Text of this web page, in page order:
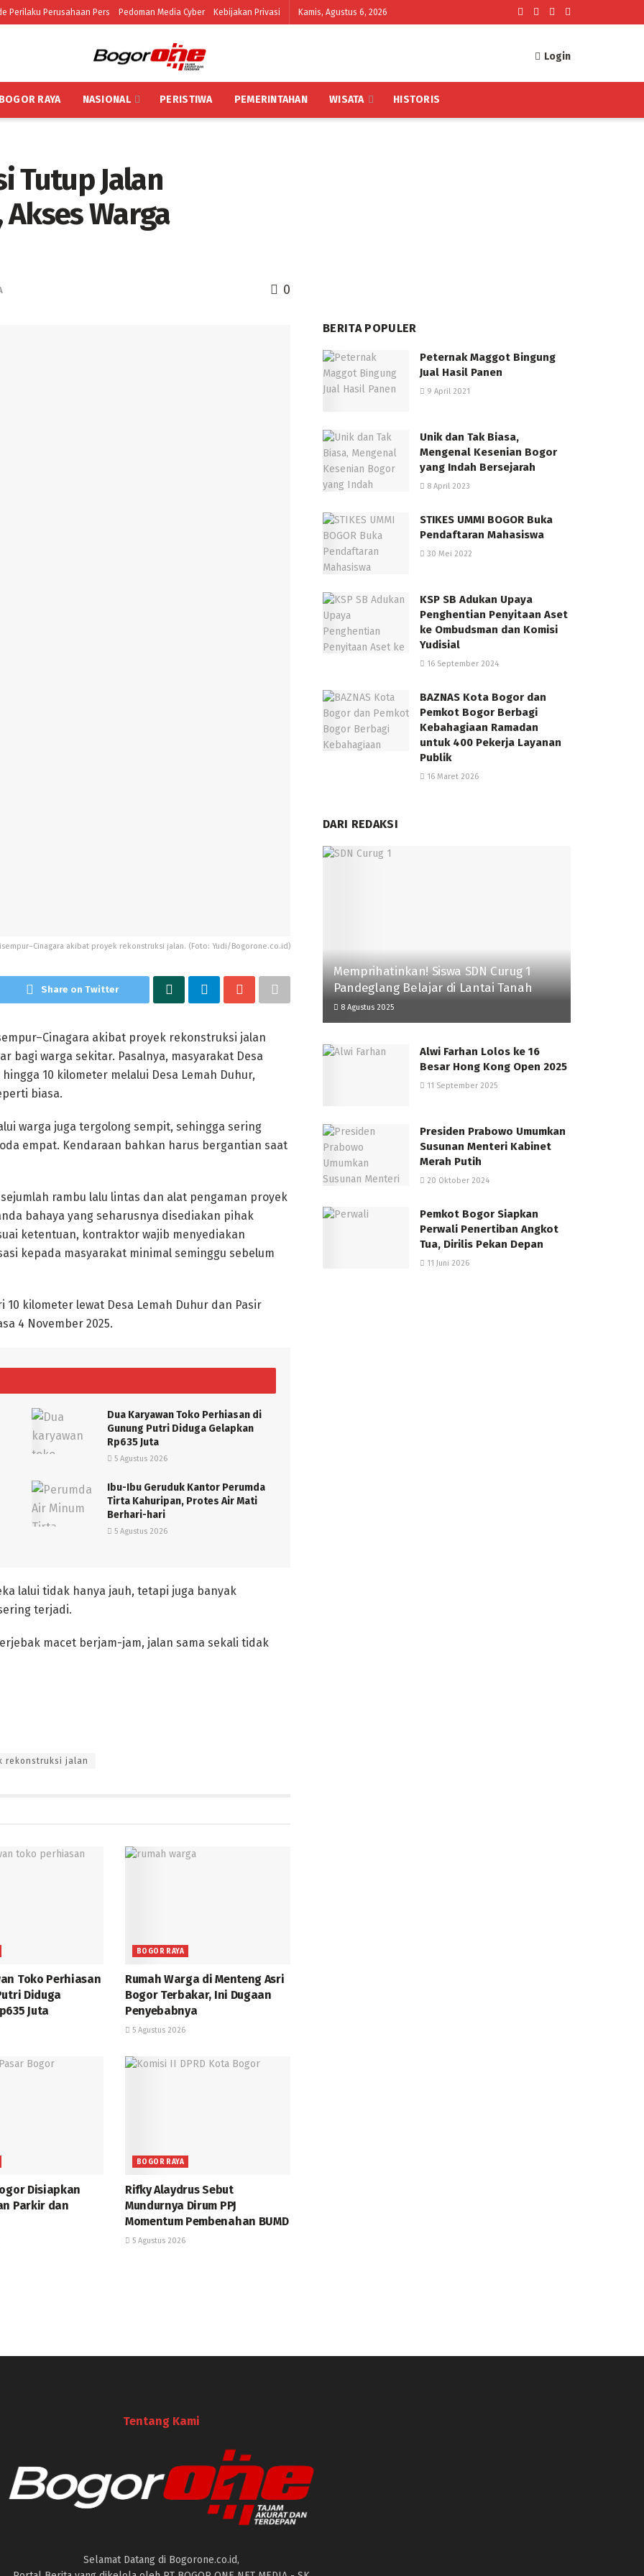
Perilaku Perusahaan Pers Pedoman Media Cyber Kebijakan Privasi Kamis, Agustus 6, 2026
Login
BOGOR RAYA NASIONAL PERISTIWA PEMERINTAHAN WISATA HISTORIS
Tutup Jalan
Warga
0
akibat proyek rekonstruksi jalan. (Foto: Yudi/Bogorone.co.id)
Share on Twitter
akibat proyek rekonstruksi jalan
bagi warga sekitar. Pasalnya, masyarakat Desa
10 kilometer melalui Desa Lemah Duhur,
biasa.
warga juga tergolong sempit, sehingga sering
empat. Kendaraan bahkan harus bergantian saat
rambu lalu lintas dan alat pengaman proyek
bahaya yang seharusnya disediakan pihak
ketentuan, kontraktor wajib menyediakan
kepada masyarakat minimal seminggu sebelum
kilometer lewat Desa Lemah Duhur dan Pasir
4 November 2025.
Dua Karyawan Toko Perhiasan di
Gunung Putri Diduga Gelapkan
Rp635 Juta
5 Agustus 2026
Ibu-Ibu Geruduk Kantor Perumda
Tirta Kahuripan, Protes Air Mati
Berhari-hari
5 Agustus 2026
lalui tidak hanya jauh, tetapi juga banyak
terjadi.
macet berjam-jam, jalan sama sekali tidak
rekonstruksi jalan
Toko Perhiasan
Diduga
Juta
BOGOR RAYA
Rumah Warga di Menteng Asri
Bogor Terbakar, Ini Dugaan
Penyebabnya
5 Agustus 2026
Disiapkan
Parkir dan
BOGOR RAYA
Rifky Alaydrus Sebut
Mundurnya Dirum PPJ
Momentum Pembenahan BUMD
5 Agustus 2026
BERITA POPULER
Peternak Maggot Bingung
Jual Hasil Panen
9 April 2021
Unik dan Tak Biasa,
Mengenal Kesenian Bogor
yang Indah Bersejarah
8 April 2023
STIKES UMMI BOGOR Buka
Pendaftaran Mahasiswa
30 Mei 2022
KSP SB Adukan Upaya
Penghentian Penyitaan Aset
ke Ombudsman dan Komisi
Yudisial
16 September 2024
BAZNAS Kota Bogor dan
Pemkot Bogor Berbagi
Kebahagiaan Ramadan
untuk 400 Pekerja Layanan
Publik
16 Maret 2026
DARI REDAKSI
Memprihatinkan! Siswa SDN Curug 1
Pandeglang Belajar di Lantai Tanah
8 Agustus 2025
Alwi Farhan Lolos ke 16
Besar Hong Kong Open 2025
11 September 2025
Presiden Prabowo Umumkan
Susunan Menteri Kabinet
Merah Putih
20 Oktober 2024
Pemkot Bogor Siapkan
Perwali Penertiban Angkot
Tua, Dirilis Pekan Depan
11 Juni 2026
Tentang Kami
Selamat Datang di Bogorone.co.id,